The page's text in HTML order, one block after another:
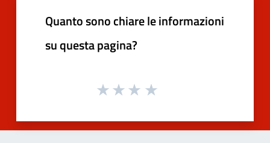
Quanto sono chiare le informazioni
su questa pagina?